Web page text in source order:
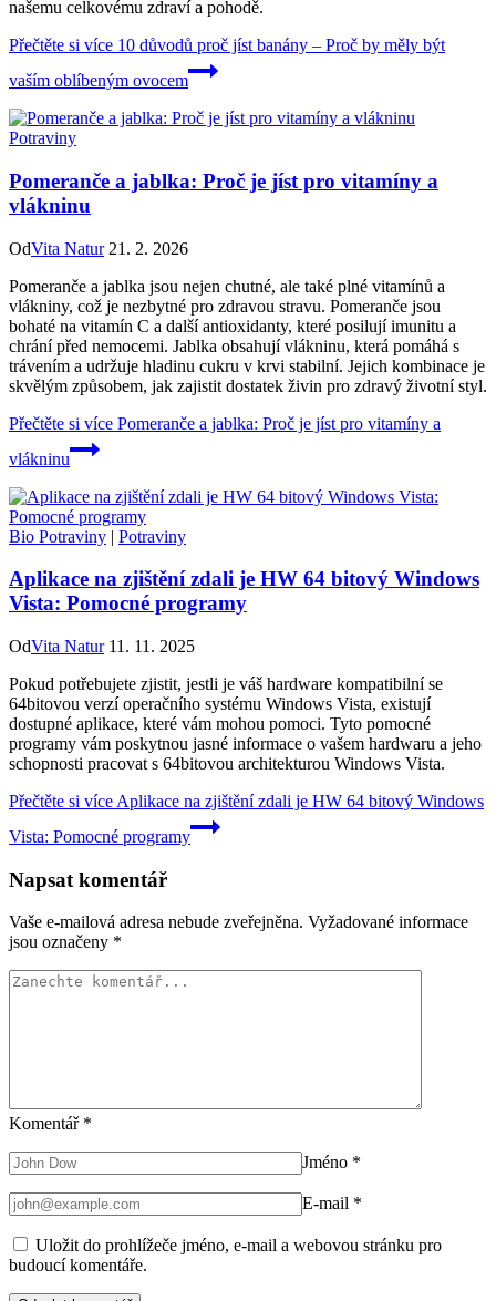
našemu celkovému zdraví a pohodě.
Přečtěte si více 10 důvodů proč jíst banány – Proč by měly být
vaším oblíbeným ovocem
Potraviny
Pomeranče a jablka: Proč je jíst pro vitamíny a
vlákninu
OdVita Natur 21. 2. 2026
Pomeranče a jablka jsou nejen chutné, ale také plné vitamínů a
vlákniny, což je nezbytné pro zdravou stravu. Pomeranče jsou
bohaté na vitamín C a další antioxidanty, které posilují imunitu a
chrání před nemocemi. Jablka obsahují vlákninu, která pomáhá s
trávením a udržuje hladinu cukru v krvi stabilní. Jejich kombinace je
skvělým způsobem, jak zajistit dostatek živin pro zdravý životní styl.
Přečtěte si více Pomeranče a jablka: Proč je jíst pro vitamíny a
vlákninu
Bio Potraviny | Potraviny
Aplikace na zjištění zdali je HW 64 bitový Windows
Vista: Pomocné programy
OdVita Natur 11. 11. 2025
Pokud potřebujete zjistit, jestli je váš hardware kompatibilní se
64bitovou verzí operačního systému Windows Vista, existují
dostupné aplikace, které vám mohou pomoci. Tyto pomocné
programy vám poskytnou jasné informace o vašem hardwaru a jeho
schopnosti pracovat s 64bitovou architekturou Windows Vista.
Přečtěte si více Aplikace na zjištění zdali je HW 64 bitový Windows
Vista: Pomocné programy
Napsat komentář
Vaše e-mailová adresa nebude zveřejněna. Vyžadované informace
jsou označeny *
Komentář *
Jméno *
E-mail *
Uložit do prohlížeče jméno, e-mail a webovou stránku pro
budoucí komentáře.